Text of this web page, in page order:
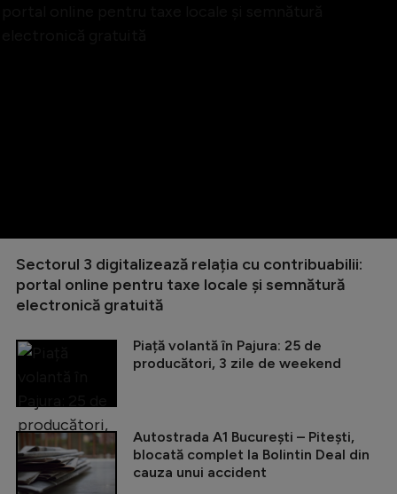
Sectorul 3 digitalizează relația cu contribuabilii:
portal online pentru taxe locale și semnătură
electronică gratuită
Piață volantă în Pajura: 25 de
producători, 3 zile de weekend
Autostrada A1 București – Pitești,
blocată complet la Bolintin Deal din
cauza unui accident